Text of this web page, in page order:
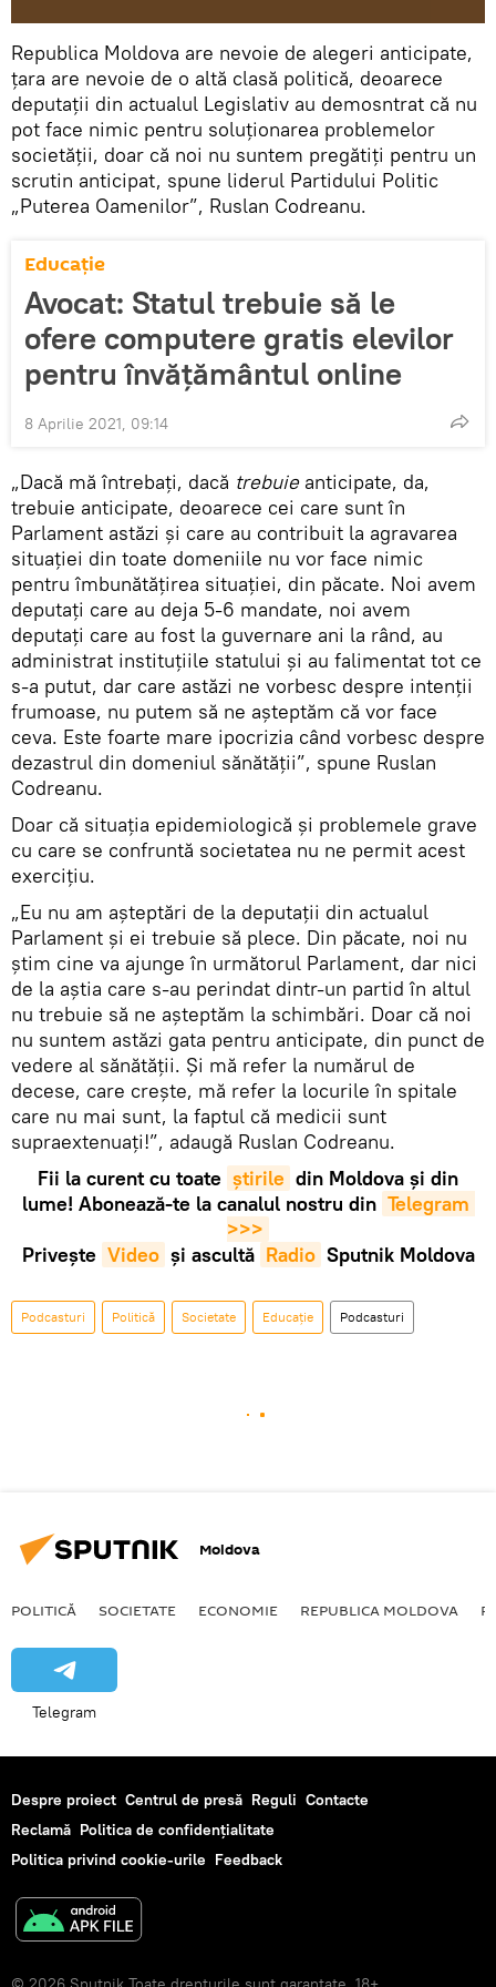
Republica Moldova are nevoie de alegeri anticipate,
țara are nevoie de o altă clasă politică, deoarece
deputații din actualul Legislativ au demosntrat că nu
pot face nimic pentru soluționarea problemelor
societății, doar că noi nu suntem pregătiți pentru un
scrutin anticipat, spune liderul Partidului Politic
„Puterea Oamenilor”, Ruslan Codreanu.
Educație
Avocat: Statul trebuie să le
ofere computere gratis elevilor
pentru învățământul online
8 Aprilie 2021, 09:14
„Dacă mă întrebați, dacă trebuieanticipate, da,
trebuie anticipate, deoarece cei care sunt în
Parlament astăzi și care au contribuit la agravarea
situației din toate domeniile nu vor face nimic
pentru îmbunătățirea situației, din păcate. Noi avem
deputați care au deja 5-6 mandate, noi avem
deputați care au fost la guvernare ani la rând, au
administrat instituțiile statului și au falimentat tot ce
s-a putut, dar care astăzi ne vorbesc despre intenții
frumoase, nu putem să ne așteptăm că vor face
ceva. Este foarte mare ipocrizia când vorbesc despre
dezastrul din domeniul sănătății”, spune Ruslan
Codreanu.
Doar că situația epidemiologică și problemele grave
cu care se confruntă societatea nu ne permit acest
exercițiu.
„Eu nu am așteptări de la deputații din actualul
Parlament și ei trebuie să plece. Din păcate, noi nu
știm cine va ajunge în următorul Parlament, dar nici
de la aștia care s-au perindat dintr-un partid în altul
nu trebuie să ne așteptăm la schimbări. Doar că noi
nu suntem astăzi gata pentru anticipate, din punct de
vedere al sănătății. Și mă refer la numărul de
decese, care crește, mă refer la locurile în spitale
care nu mai sunt, la faptul că medicii sunt
supraextenuați!”, adaugă Ruslan Codreanu.
Fii la curent cu toate știrile din Moldova și din
lume! Abonează-te la canalul nostru din Telegram
>>>
Privește Video și ascultă Radio Sputnik Moldova
Podcasturi Politică Societate Educație Podcasturi
Moldova
POLITICĂ SOCIETATE ECONOMIE REPUBLICA MOLDOVA
Telegram
Despre proiect Centrul de presă Reguli Contacte
Reclamă Politica de confidențialitate
Politica privind cookie-urile Feedback